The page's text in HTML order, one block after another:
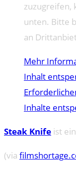
zuzugreifen,
unten. Bitte
an
Mehr
Inhalt
Inhalte
Steak Knife ist
(via